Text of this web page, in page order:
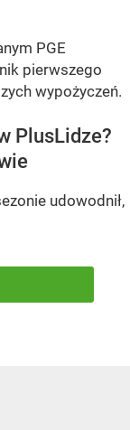
PGE
pierwszego
wypożyczeń.
PlusLidze?
udowodnił,